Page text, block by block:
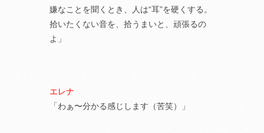
嫌なことを聞くとき、人は“耳”を硬くする。
拾いたくない音を、拾うまいと、頑張るの
よ」
エレナ
「わぁ〜分かる感じします（苦笑）」